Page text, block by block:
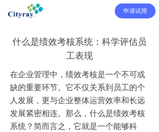
申请试用
什么是绩效考核系统：科学评估员
工表现
在企业管理中，绩效考核是一个不可或
缺的重要环节。它不仅关系到员工的个
人发展，更与企业整体运营效率和长远
发展紧密相连。那么，什么是绩效考核
系统？简而言之，它就是一个能够科